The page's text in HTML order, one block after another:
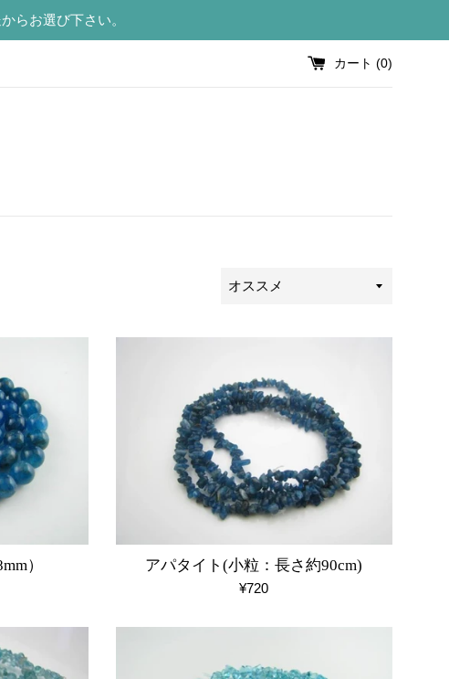
らお選び下さい。
カート (0)
） アパタイト(小粒：長さ約90cm)
通
価
¥720